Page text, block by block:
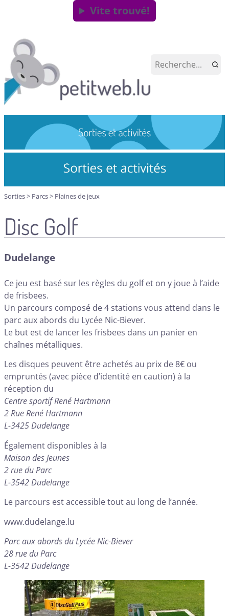
Vite trouvé!
Sorties> Parcs> Plaines de jeux
Disc Golf
Dudelange
Ce jeu est basé sur les règles du golf et on y joue à l’aide
de frisbees.
Un parcours composé de 4 stations vous attend dans le
parc aux abords du Lycée Nic-Biever.
Le but est de lancer les frisbees dans un panier en
chaînes métalliques.
Les disques peuvent être achetés au prix de 8€ ou
empruntés (avec pièce d’identité en caution) à la
réception du
Centre sportif René Hartmann
2 Rue René Hartmann
L-3425 Dudelange
Également disponibles à la
Maison des Jeunes
2 rue du Parc
L-3542 Dudelange
Le parcours est accessible tout au long de l’année.
www.dudelange.lu
Parc aux abords du Lycée Nic-Biever
28 rue du Parc
L-3542 Dudelange